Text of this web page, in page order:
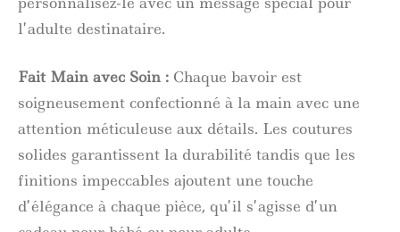
l’adulte destinataire.
Fait Main avec Soin : Chaque bavoir est
soigneusement confectionné à la main avec une
attention méticuleuse aux détails. Les coutures
solides garantissent la durabilité tandis que les
finitions impeccables ajoutent une touche
d’élégance à chaque pièce, qu’il s’agisse d’un